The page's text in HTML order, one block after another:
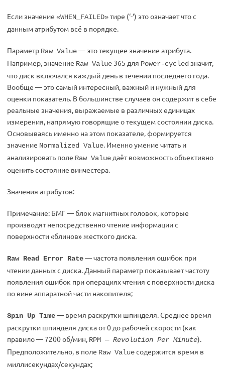
Если значение «WHEN_FAILED»тире (‘-‘) это означает что с
данным атрибутом всё в порядке.
Параметр Raw Value— это текущее значение атрибута.
Например, значение Raw Value 365 для Power-cycled значит,
что диск включался каждый день в течении последнего года.
Вообще — это самый интересный, важный и нужный для
оценки показатель. В большинстве случаев он содержит в себе
реальные значения, выражаемые в различных единицах
измерения, напрямую говорящие о текущем состоянии диска.
Основываясь именно на этом показателе, формируется
значение Normalized Value. Именно умение читать и
анализировать поле Raw Value даёт возможность объективно
оценить состояние винчестера.
Значения атрибутов:
Примечание: БМГ — блок магнитных головок, которые
производят непосредственно чтение информации с
поверхности «блинов» жесткого диска.
Raw Read Error Rate— частота появления ошибок при
чтении данных с диска. Данный параметр показывает частоту
появления ошибок при операциях чтения с поверхности диска
по вине аппаратной части накопителя;
Spin Up Time— время раскрутки шпинделя. Среднее время
раскрутки шпинделя диска от 0 до рабочей скорости (как
правило — 7200 об/мин, RPM — Revolution Per Minute).
Предположительно, в поле Raw Valueсодержится время в
миллисекундах/секундах;